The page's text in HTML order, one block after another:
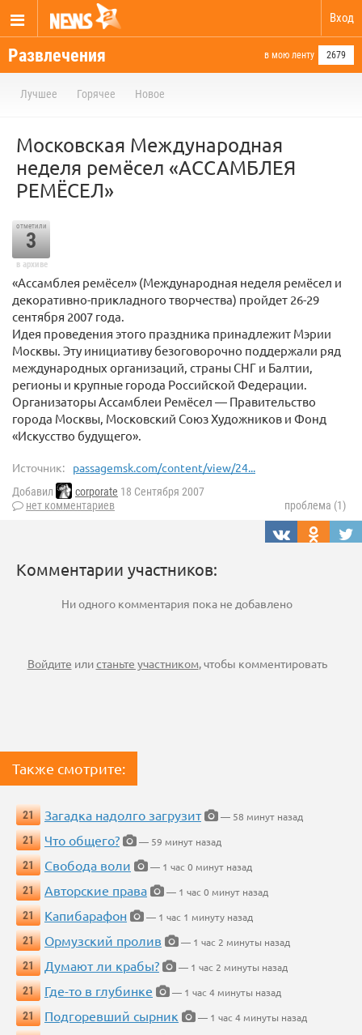
Вход
Развлечения в мою ленту 2679
Лучшее Горячее Новое
Московская Международная
неделя ремёсел «АССАМБЛЕЯ
РЕМЁСЕЛ»
отметили
3
в архиве
«Ассамблея ремёсел» (Международная неделя ремёсел и
декоративно-прикладного творчества) пройдет 26-29
сентября 2007 года.
Идея проведения этого праздника принадлежит Мэрии
Москвы. Эту инициативу безоговорочно поддержали ряд
международных организаций, страны СНГ и Балтии,
регионы и крупные города Российской Федерации.
Организаторы Ассамблеи Ремёсел — Правительство
города Москвы, Московский Союз Художников и Фонд
«Искусство будущего».
Источник: passagemsk.com/content/view/24...
Добавил corporate 18 Сентября 2007
нет комментариев
проблема (1)
Комментарии участников:
Ни одного комментария пока не добавлено
Войдите илистаньте участником, чтобы комментировать
Также смотрите:
21 Загадка надолго загрузит
— 58 минут назад
21
Что общего?
— 59 минут назад
21
Свобода воли
— 1 час 0 минут назад
21
Авторские права
— 1 час 0 минут назад
21
Капибарафон
— 1 час 1 минуту назад
21
Ормузский пролив
— 1 час 2 минуты назад
21
Думают ли крабы?
— 1 час 2 минуты назад
21
Где-то в глубинке
— 1 час 4 минуты назад
21
Подгоревший сырник
— 1 час 4 минуты назад